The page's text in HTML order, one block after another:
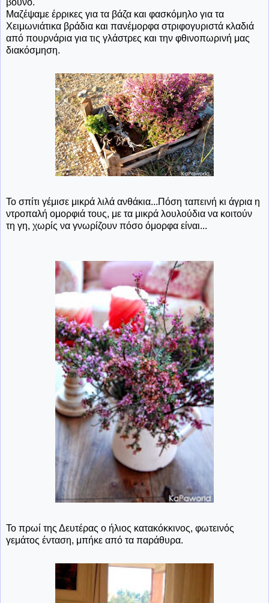
βουνό.
Μαζέψαμε έρρικες για τα βάζα και φασκόμηλο για τα
Χειμωνιάτικα βράδια και πανέμορφα στριφογυριστά κλαδιά
από πουρνάρια για τις γλάστρες και την φθινοπωρινή μας
διακόσμηση.
Το σπίτι γέμισε μικρά λιλά ανθάκια...Πόση ταπεινή κι άγρια η
ντροπαλή ομορφιά τους, με τα μικρά λουλούδια να κοιτούν
τη γη, χωρίς να γνωρίζουν πόσο όμορφα είναι...
Το πρωί της Δευτέρας ο ήλιος κατακόκκινος, φωτεινός
γεμάτος ένταση, μπήκε από τα παράθυρα.